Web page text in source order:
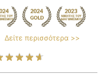
Δείτε περισσότερα >>